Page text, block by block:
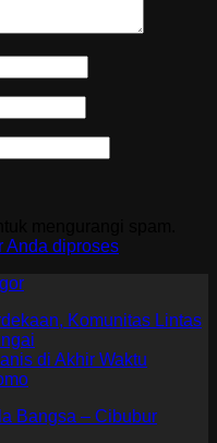
Anda diproses
Komunitas Lintas
di Akhir Waktu
Bangsa – Cibubur